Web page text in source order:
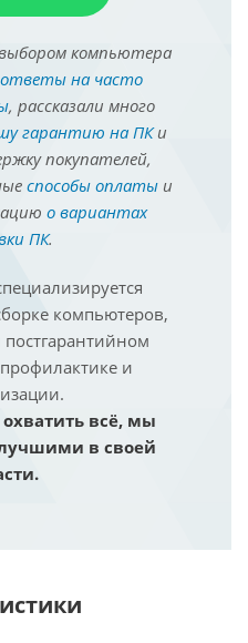
компьютера
ответы на часто
, рассказали много
гарантию на ПКи
покупателей,
способы оплатыи
о вариантах
ПК.
компьютеров,
и
всё, мы
в своей